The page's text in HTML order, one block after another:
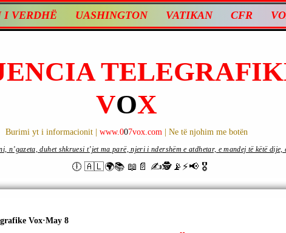
I VERDHË UASHINGTON VATIKAN CFR
VOX
Burimi yt i informacionit | www.007vox.com | Ne të njohim me botën
🕕 🇦🇱🌍📚 📖📄 ✍🕵️📡⚡️📢 🎖
n’gazeta, duhet shkruesi t’jet ma parë, njeri i ndershëm e atdhetar, e mandej të këtë dije,
Vox May 8